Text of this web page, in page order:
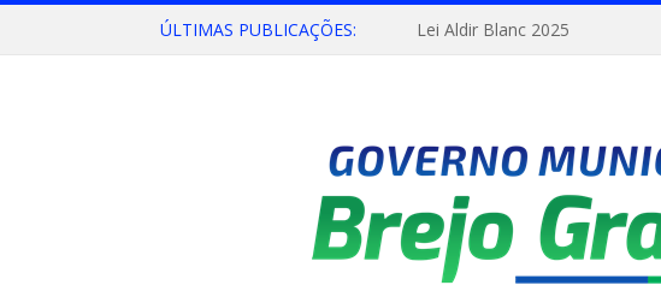
ÚLTIMAS PUBLICAÇÕES: Lei Aldir Blanc 2025